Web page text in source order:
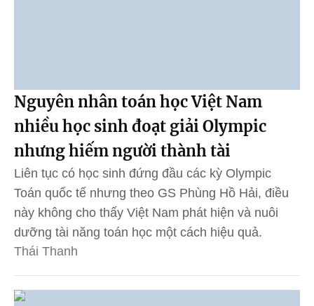
Nguyên nhân toán học Việt Nam
nhiều học sinh đoạt giải Olympic
nhưng hiếm người thành tài
Liên tục có học sinh đứng đầu các kỳ Olympic
Toán quốc tế nhưng theo GS Phùng Hồ Hải, điều
này không cho thấy Việt Nam phát hiện và nuôi
dưỡng tài năng toán học một cách hiệu quả.
Thái Thanh